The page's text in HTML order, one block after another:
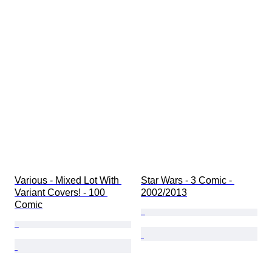
Various - Mixed Lot With
Variant Covers! - 100
Comic
Star Wars - 3 Comic -
2002/2013